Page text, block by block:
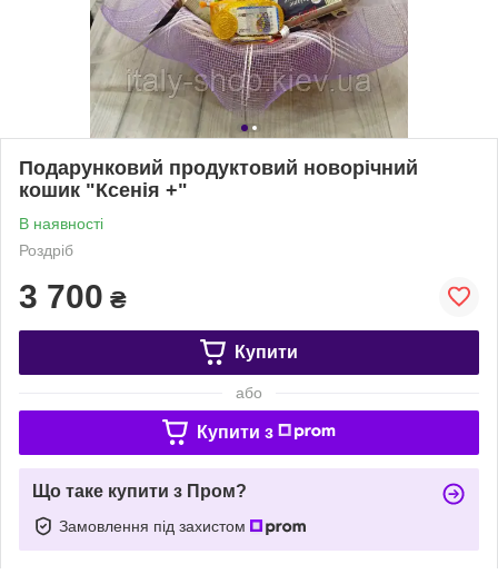
Подарунковий продуктовий новорічний
кошик "Ксенія +"
В наявності
Роздріб
3 700 ₴
Купити
або
Купити з
Що таке купити з Пром?
Замовлення під захистом